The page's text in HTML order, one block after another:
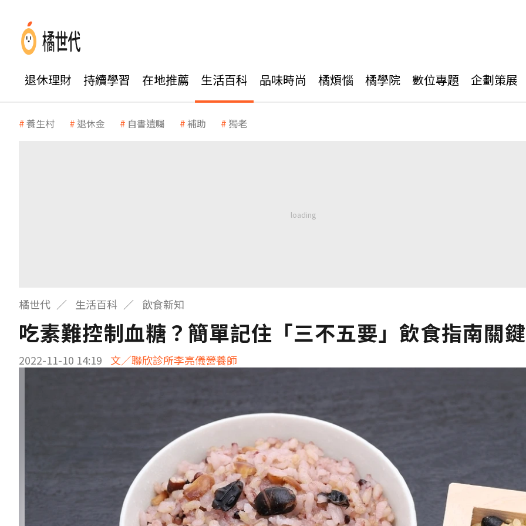
退休理財 持續學習 在地推薦 生活百科 品味時尚 橘煩惱 橘學院 數位專題 企劃策展
養生村 退休金 自書遺囑 補助 獨老
橘世代 生活百科 飲食新知
吃素難控制血糖？簡單記住「三不五要」飲食指南關
2022-11-10 14:19 文／聯欣診所李亮儀營養師